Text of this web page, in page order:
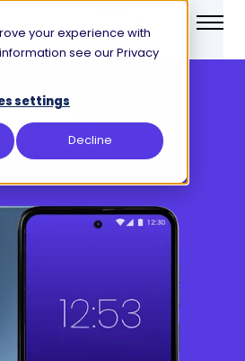
your experience with
see our Privacy
settings
Decline
Slim Genesis